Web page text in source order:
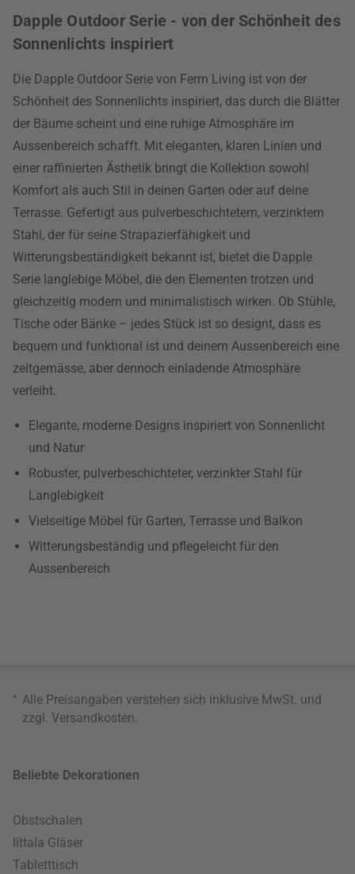
Dapple Outdoor Serie - von der Schönheit des
Sonnenlichts inspiriert
Die Dapple Outdoor Serie von Ferm Living ist von der
Schönheit des Sonnenlichts inspiriert, das durch die Blätter
der Bäume scheint und eine ruhige Atmosphäre im
Aussenbereich schafft. Mit eleganten, klaren Linien und
einer raffinierten Ästhetik bringt die Kollektion sowohl
Komfort als auch Stil in deinen Garten oder auf deine
Terrasse. Gefertigt aus pulverbeschichtetem, verzinktem
Stahl, der für seine Strapazierfähigkeit und
Witterungsbeständigkeit bekannt ist, bietet die Dapple
Serie langlebige Möbel, die den Elementen trotzen und
gleichzeitig modern und minimalistisch wirken. Ob Stühle,
Tische oder Bänke – jedes Stück ist so designt, dass es
bequem und funktional ist und deinem Aussenbereich eine
zeitgemässe, aber dennoch einladende Atmosphäre
verleiht.
Elegante, moderne Designs inspiriert von Sonnenlicht
und Natur
Robuster, pulverbeschichteter, verzinkter Stahl für
Langlebigkeit
Vielseitige Möbel für Garten, Terrasse und Balkon
Witterungsbeständig und pflegeleicht für den
Aussenbereich
* Alle Preisangaben verstehen sich inklusive MwSt. und
zzgl. Versandkosten.
Beliebte Dekorationen
Obstschalen
Iittala Gläser
Tabletttisch